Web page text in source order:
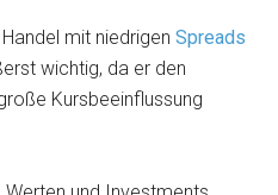
mit niedrigenSpreads
wichtig, da er den
Kursbeeinflussung